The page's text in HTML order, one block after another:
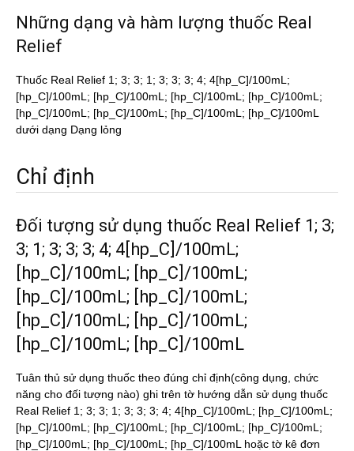
Những dạng và hàm lượng thuốc Real
Relief
Thuốc Real Relief 1; 3; 3; 1; 3; 3; 3; 4; 4[hp_C]/100mL;
[hp_C]/100mL; [hp_C]/100mL; [hp_C]/100mL; [hp_C]/100mL;
[hp_C]/100mL; [hp_C]/100mL; [hp_C]/100mL; [hp_C]/100mL
dưới dạng Dạng lỏng
Chỉ định
Đối tượng sử dụng thuốc Real Relief 1; 3;
3; 1; 3; 3; 3; 4; 4[hp_C]/100mL;
[hp_C]/100mL; [hp_C]/100mL;
[hp_C]/100mL; [hp_C]/100mL;
[hp_C]/100mL; [hp_C]/100mL;
[hp_C]/100mL; [hp_C]/100mL
Tuân thủ sử dụng thuốc theo đúng chỉ định(công dụng, chức
năng cho đối tượng nào) ghi trên tờ hướng dẫn sử dụng thuốc
Real Relief 1; 3; 3; 1; 3; 3; 3; 4; 4[hp_C]/100mL; [hp_C]/100mL;
[hp_C]/100mL; [hp_C]/100mL; [hp_C]/100mL; [hp_C]/100mL;
[hp_C]/100mL; [hp_C]/100mL; [hp_C]/100mL hoặc tờ kê đơn